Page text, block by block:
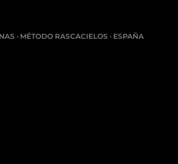
· MÉTODO RASCACIELOS · ESPAÑA